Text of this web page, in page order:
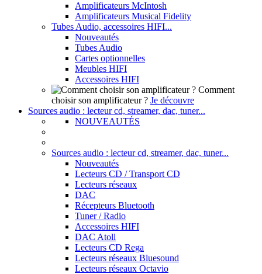
Amplificateurs McIntosh
Amplificateurs Musical Fidelity
Tubes Audio, accessoires HIFI...
Nouveautés
Tubes Audio
Cartes optionnelles
Meubles HIFI
Accessoires HIFI
Comment
choisir son amplificateur ? Je découvre
Sources audio : lecteur cd, streamer, dac, tuner...
NOUVEAUTÉS
Sources audio : lecteur cd, streamer, dac, tuner...
Nouveautés
Lecteurs CD / Transport CD
Lecteurs réseaux
DAC
Récepteurs Bluetooth
Tuner / Radio
Accessoires HIFI
DAC Atoll
Lecteurs CD Rega
Lecteurs réseaux Bluesound
Lecteurs réseaux Octavio